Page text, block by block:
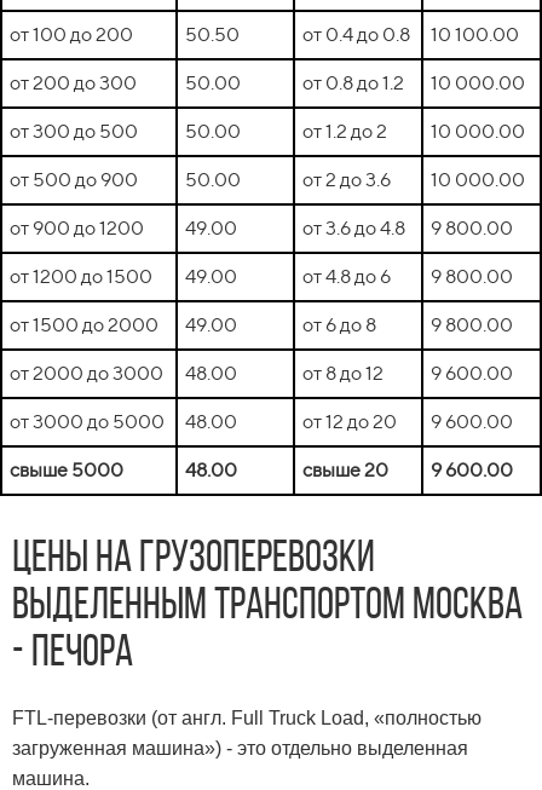
от 100 до 200 50.50 от 0.4 до 0.8 10 100.00
от 200 до 300 50.00 от 0.8 до 1.2 10 000.00
от 300 до 500 50.00 от 1.2 до 2 10 000.00
от 500 до 900 50.00 от 2 до 3.6 10 000.00
от 900 до 1200 49.00 от 3.6 до 4.8 9 800.00
от 1200 до 1500 49.00 от 4.8 до 6 9 800.00
от 1500 до 2000 49.00 от 6 до 8 9 800.00
от 2000 до 3000 48.00 от 8 до 12 9 600.00
от 3000 до 5000 48.00 от 12 до 20 9 600.00
свыше 5000 48.00 свыше 20 9 600.00
Цены на грузоперевозки
выделенным транспортом Москва
- Печора
FTL-перевозки (от англ. Full Truck Load, «полностью
загруженная машина») - это отдельно выделенная
машина.